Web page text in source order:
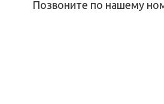
Позвоните по нашему